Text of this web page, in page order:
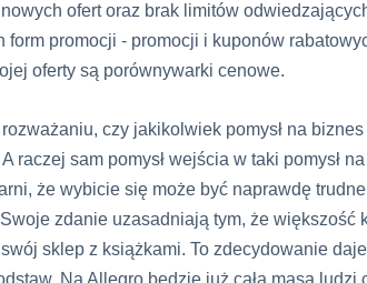
ofert oraz brak limitów
form promocji - promocji i kuponów
oferty są porównywarki cenowe.
czy jakikolwiek pomysł na
raczej sam pomysł wejścia w taki pomysł
że wybicie się może być naprawdę
zdanie uzasadniają tym, że
sklep z książkami. To zdecydowanie